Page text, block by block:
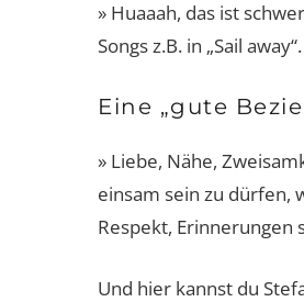
» Huaaah, das ist
Songs z.B. in „Sail away“.
Eine „gute
» Liebe, Nähe,
einsam sein zu dürfen,
Respekt, Erinnerungen
Und hier kannst du